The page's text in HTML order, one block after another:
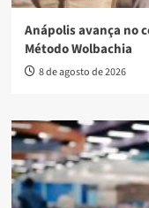
Anápolis avança no
Método Wolbachia
8 de agosto de 2026